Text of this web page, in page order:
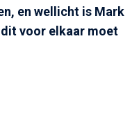
en wellicht is Mark
voor elkaar moet